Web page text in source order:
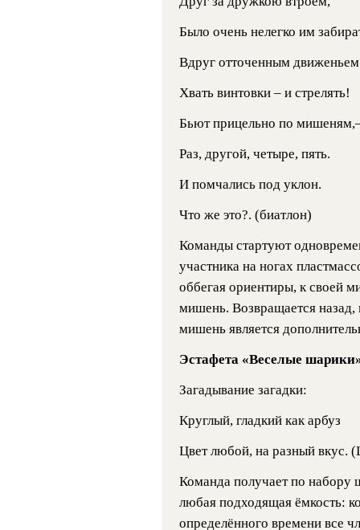
Было очень нелегко им
Вдруг отточенным движеньем
Хвать винтовки – и стрелять!
Бьют прицельно по
Раз, другой, четыре, пять.
И помчались под уклон.
Что же это?. (биатлон)
Команды стартуют
участника на ногах
оббегая ориентиры, к своей
мишень. Возвращается назад,
мишень является
Эстафета «Веселые
Загадывание загадки:
Круглый, гладкий как арбуз
Цвет любой, на разный вкус.
Команда получает по
любая подходящая ёмкость:
определённого времени все